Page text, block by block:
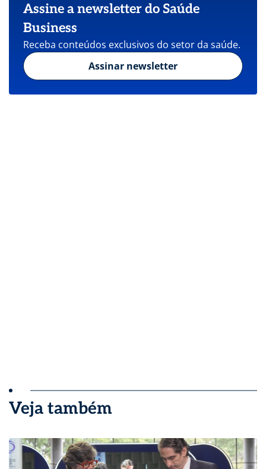
Assine a newsletter do Saúde
Business
Receba conteúdos exclusivos do setor da saúde.
Assinar newsletter
Veja também